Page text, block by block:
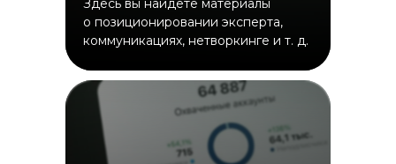
Здесь вы найдете материалы
о позиционировании эксперта,
коммуникациях, нетворкинге и т. д.